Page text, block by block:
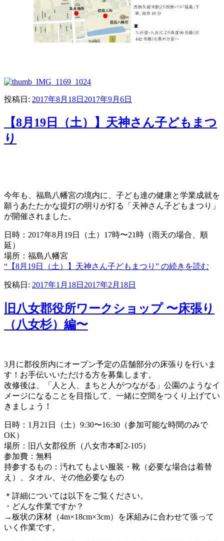
投稿日: 2017年8月18日 2017年9月6日
【8月19日（土）】天神さん子どもまつ
り
今年も、福島八幡宮の境内に、子ども達の健康と学業成就を
願うあたたかな提灯の明りが灯る「天神さん子どもまつり」
が開催されました。
日時：2017年8月19日（土）17時〜21時（雨天の場合、順
延）
場所：福島八幡宮
“【8月19日（土）】天神さん子どもまつり” の続きを読む
投稿日: 2017年1月18日 2017年2月18日
旧八女郡役所ワークショップ 〜床張り
（八女杉）編〜
3月に郡役所内にオープン予定の店舗部分の床張りを行いま
す！お手伝いいただける方を募集します。
改修後は、「人と人、まちと人がつながる」公園のようなイ
メージになること を目指して、一緒に空間をつくり上げてい
きましょう！
日時：1月21日（土）9:30〜16:30（参加可能な時間のみで
OK）
場所：旧八女郡役所（八女市本町2-105）
参加費：無料
持参するもの：汚れてもよい服装・靴（必要な場合は着替
え）、タオル 、その他必要なもの
＊詳細については以下をご覧ください。
・どんな作業ですか？
→板状の床材（4m×18cm×3cm）を床組みに合わせて張って
いく作業です。